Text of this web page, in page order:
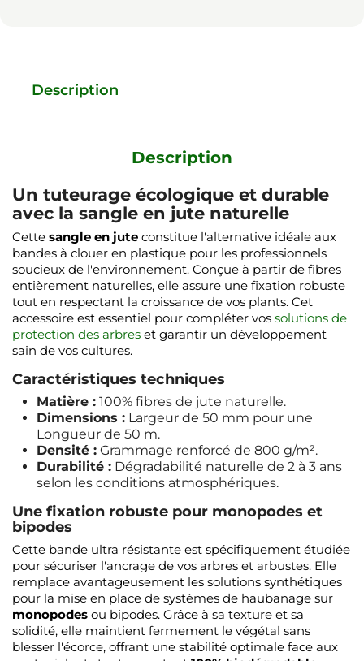
Description
Description
Un tuteurage écologique et durable
avec la sangle en jute naturelle
Cette sangle en jute constitue l'alternative idéale aux
bandes à clouer en plastique pour les professionnels
soucieux de l'environnement. Conçue à partir de fibres
entièrement naturelles, elle assure une fixation robuste
tout en respectant la croissance de vos plants. Cet
accessoire est essentiel pour compléter vos solutions de
protection des arbres et garantir un développement
sain de vos cultures.
Caractéristiques techniques
Matière : 100% fibres de jute naturelle.
Dimensions : Largeur de 50 mm pour une
Longueur de 50 m.
Densité : Grammage renforcé de 800 g/m².
Durabilité : Dégradabilité naturelle de 2 à 3 ans
selon les conditions atmosphériques.
Une fixation robuste pour monopodes et
bipodes
Cette bande ultra résistante est spécifiquement étudiée
pour sécuriser l'ancrage de vos arbres et arbustes. Elle
remplace avantageusement les solutions synthétiques
pour la mise en place de systèmes de haubanage sur
monopodes ou bipodes. Grâce à sa texture et sa
solidité, elle maintient fermement le végétal sans
blesser l'écorce, offrant une stabilité optimale face aux